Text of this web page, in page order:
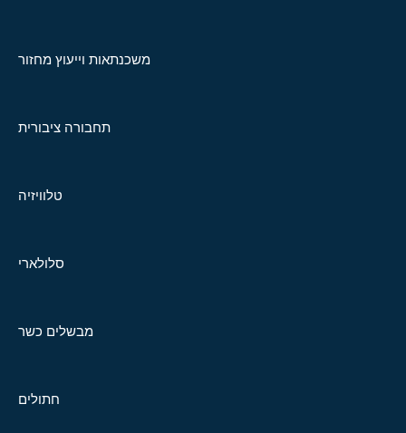
משכנתאות וייעוץ מחזור
תחבורה ציבורית
טלוויזיה
סלולארי
מבשלים כשר
חתולים